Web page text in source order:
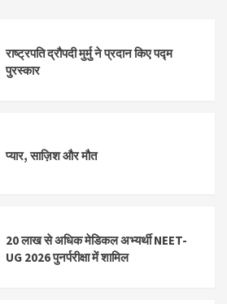
राष्ट्रपति द्रौपदी मुर्मु ने प्रदान किए पद्म
पुरस्कार
प्यार, साज़िश और मौत
20 लाख से अधिक मेडिकल अभ्यर्थी NEET-
UG 2026 पुनर्परीक्षा में शामिल